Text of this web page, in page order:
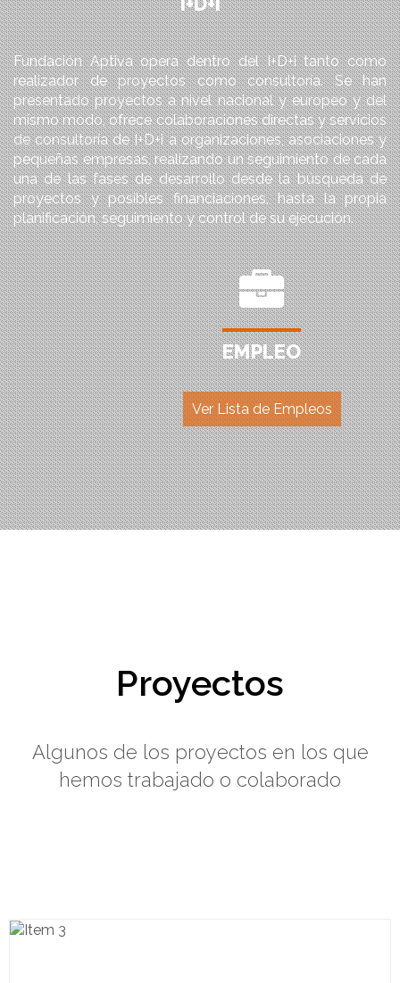
Fundación Aptiva opera dentro del I+D+i tanto como
realizador de proyectos como consultoría. Se han
presentado proyectos a nivel nacional y europeo y del
mismo modo, ofrece colaboraciones directas y servicios
de consultoría de I+D+i a organizaciones, asociaciones y
pequeñas empresas, realizando un seguimiento de cada
una de las fases de desarrollo desde la búsqueda de
proyectos y posibles financiaciones, hasta la propia
planificación, seguimiento y control de su ejecución.
EMPLEO
Ver Lista de Empleos
Proyectos
Algunos de los proyectos en los que
hemos trabajado o colaborado